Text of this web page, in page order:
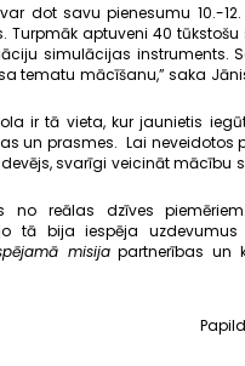
var dot savu pienesumu 10.-
aptuveni 40 tūkstošu
simulācijas instruments.
tematu mācīšanu,” saka
ir tā vieta, kur jaunietis
un prasmes. Lai neveidotos
svarīgi veicināt mācību
no reālas dzīves
tā bija iespēja uzdevumus
misijapartnerības un